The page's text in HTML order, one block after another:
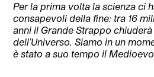
Per la prima volta la scienza ci
consapevoli della fine: tra 16
anni il Grande Strappo
dell’Universo. Siamo in un
è stato a suo tempo il